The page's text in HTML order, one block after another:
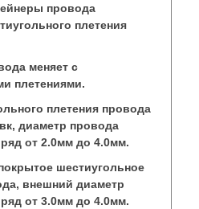
провода
плетения
меняет с
плетениями.
плетения провода
диаметр провода
от 2.0мм до 4.0мм.
шестиугольное
внешний диаметр
от 3.0мм до 4.0мм.